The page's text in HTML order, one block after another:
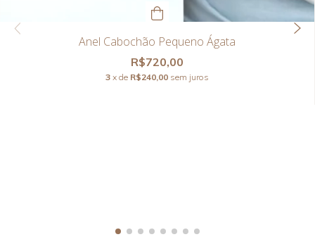
Anel Cabochão Pequeno Ágata
R$720,00
3 x de R$240,00 sem juros